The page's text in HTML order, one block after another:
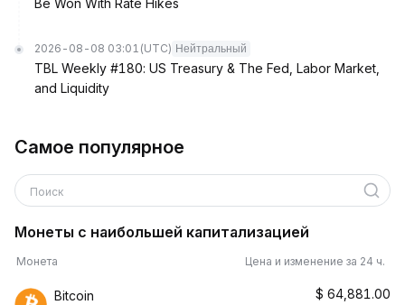
Be Won With Rate Hikes
2026-08-08 03:01 (UTC) Нейтральный
TBL Weekly #180: US Treasury & The Fed, Labor Market,
and Liquidity
Самое популярное
Поиск
Монеты с наибольшей капитализацией
Монета Цена и изменение за 24 ч.
Bitcoin $ 64,881.00